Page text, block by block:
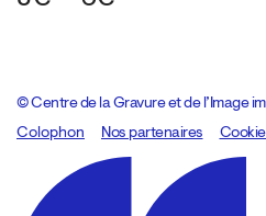
© Centre de la Gravure et de l’Image
Colophon
Design:Marcel Kaczmarek, code:
Nos partenaires